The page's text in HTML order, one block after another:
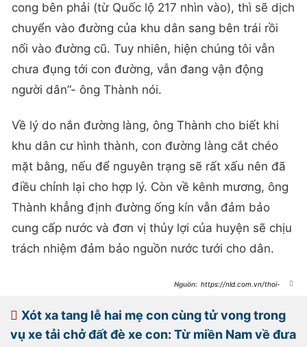
cong bên phải (từ Quốc lộ 217 nhìn vào), thì sẽ dịch
chuyển vào đường của khu dân sang bên trái rồi
nối vào đường cũ. Tuy nhiên, hiện chúng tôi vẫn
chưa đụng tới con đường, vẫn đang vận động
người dân”- ông Thành nói.
Về lý do nắn đường làng, ông Thành cho biết khi
khu dân cư hình thành, con đường làng cắt chéo
mặt bằng, nếu để nguyên trạng sẽ rất xấu nên đã
điều chỉnh lại cho hợp lý. Còn về kênh mương, ông
Thành khẳng định đường ống kín vẫn đảm bảo
cung cấp nước và đơn vị thủy lợi của huyện sẽ chịu
trách nhiệm đảm bảo nguồn nước tưới cho dân.
https://nld.com.vn/thoi-
cu-20220807113930159.htm
Xót xa tang lễ hai mẹ con cùng tử vong trong
vụ xe tải chở đất đè xe con: Từ miền Nam về đưa